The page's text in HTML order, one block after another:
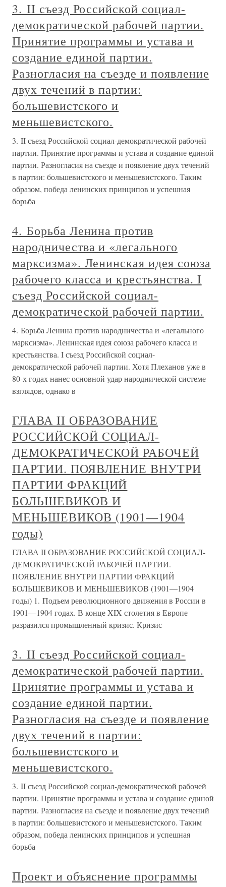
3. II съезд Российской социал-
демократической рабочей партии.
Принятие программы и устава и
создание единой партии.
Разногласия на съезде и появление
двух течений в партии:
большевистского и
меньшевистского.
3. II съезд Российской социал-демократической рабочей
партии. Принятие программы и устава и создание единой
партии. Разногласия на съезде и появление двух течений
в партии: большевистского и меньшевистского. Таким
образом, победа ленинских принципов и успешная
борьба
4. Борьба Ленина против
народничества и «легального
марксизма». Ленинская идея союза
рабочего класса и крестьянства. I
съезд Российской социал-
демократической рабочей партии.
4. Борьба Ленина против народничества и «легального
марксизма». Ленинская идея союза рабочего класса и
крестьянства. I съезд Российской социал-
демократической рабочей партии. Хотя Плеханов уже в
80-х годах нанес основной удар народнической системе
взглядов, однако в
ГЛАВА II ОБРАЗОВАНИЕ
РОССИЙСКОЙ СОЦИАЛ-
ДЕМОКРАТИЧЕСКОЙ РАБОЧЕЙ
ПАРТИИ. ПОЯВЛЕНИЕ ВНУТРИ
ПАРТИИ ФРАКЦИЙ
БОЛЬШЕВИКОВ И
МЕНЬШЕВИКОВ (1901—1904
годы)
ГЛАВА II ОБРАЗОВАНИЕ РОССИЙСКОЙ СОЦИАЛ-
ДЕМОКРАТИЧЕСКОЙ РАБОЧЕЙ ПАРТИИ.
ПОЯВЛЕНИЕ ВНУТРИ ПАРТИИ ФРАКЦИЙ
БОЛЬШЕВИКОВ И МЕНЬШЕВИКОВ (1901—1904
годы) 1. Подъем революционного движения в России в
1901—1904 годах. В конце XIX столетия в Европе
разразился промышленный кризис. Кризис
3. II съезд Российской социал-
демократической рабочей партии.
Принятие программы и устава и
создание единой партии.
Разногласия на съезде и появление
двух течений в партии:
большевистского и
меньшевистского.
3. II съезд Российской социал-демократической рабочей
партии. Принятие программы и устава и создание единой
партии. Разногласия на съезде и появление двух течений
в партии: большевистского и меньшевистского. Таким
образом, победа ленинских принципов и успешная
борьба
Проект и объяснение программы